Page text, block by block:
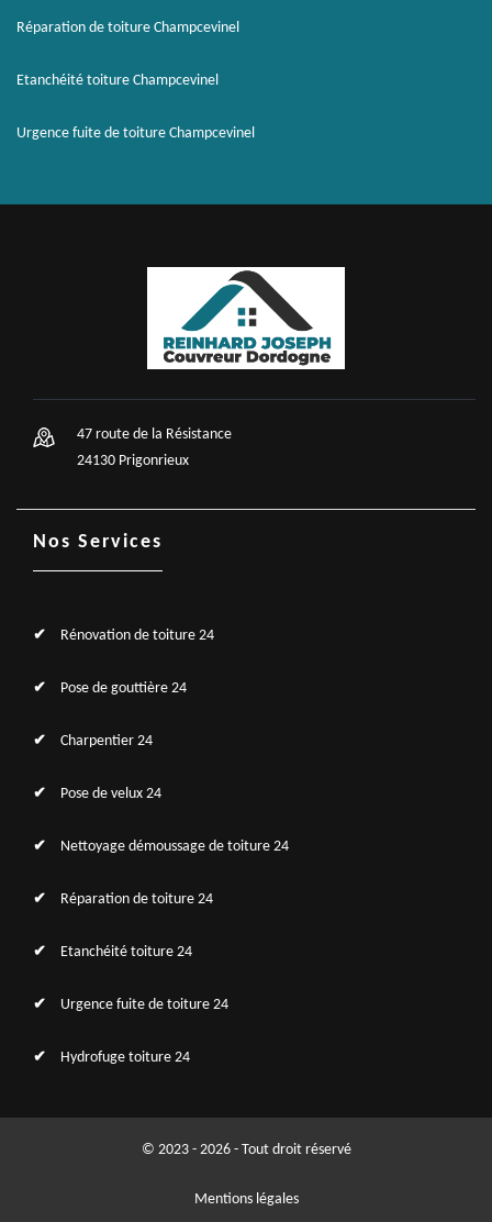
Réparation de toiture Champcevinel
Etanchéité toiture Champcevinel
Urgence fuite de toiture Champcevinel
47 route de la Résistance
24130 Prigonrieux
Nos Services
Rénovation de toiture 24
Pose de gouttière 24
Charpentier 24
Pose de velux 24
Nettoyage démoussage de toiture 24
Réparation de toiture 24
Etanchéité toiture 24
Urgence fuite de toiture 24
Hydrofuge toiture 24
© 2023 - 2026 - Tout droit réservé
Mentions légales